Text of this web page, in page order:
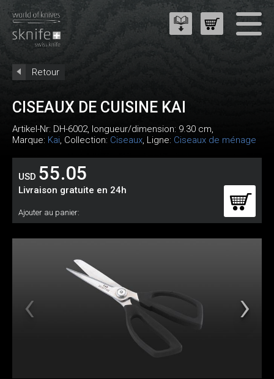
Retour
CISEAUX DE CUISINE KAI
Artikel-Nr: DH-6002, longueur/dimension: 9.30 cm,
Marque: Kai, Collection: Ciseaux, Ligne: Ciseaux de ménage
USD 55.05
Livraison gratuite en 24h
Ajouter au panier: